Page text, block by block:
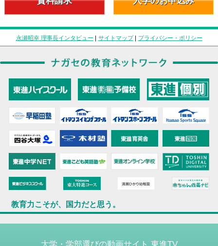
永瀬昭幸 理事長インタビュー | サイトマップ| プライバシー・ポリシー
教育力こそが、国力だと思う。